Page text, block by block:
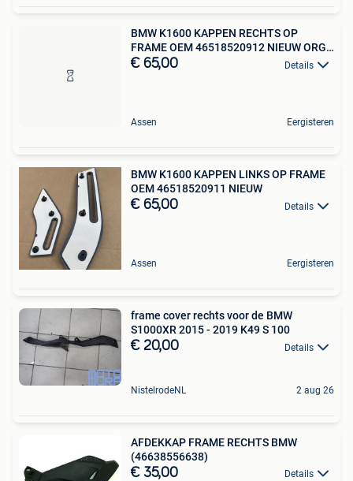
BMW K1600 KAPPEN RECHTS OP
FRAME OEM 46518520912 NIEUW ORG
B
€ 65,00 Details
Assen Eergisteren
BMW K1600 KAPPEN LINKS OP FRAME
OEM 46518520911 NIEUW
€ 65,00 Details
Assen Eergisteren
frame cover rechts voor de BMW
S1000XR 2015 - 2019 K49 S 100
€ 20,00 Details
NistelrodeNL 2 aug 26
AFDEKKAP FRAME RECHTS BMW
(46638556638)
€ 35,00 Details